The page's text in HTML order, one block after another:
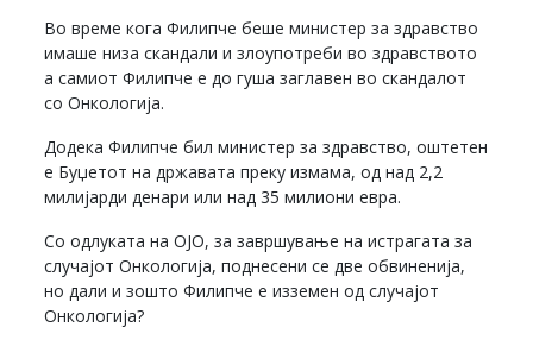
Во време кога Филипче беше министер за здравство
имаше низа скандали и злоупотреби во здравството
а самиот Филипче е до гуша заглавен во скандалот
со Онкологија.
Додека Филипче бил министер за здравство, оштетен
е Буџетот на државата преку измама, од над 2,2
милијарди денари или над 35 милиони евра.
Со одлуката на ОЈО, за завршување на истрагата за
случајот Онкологија, поднесени се две обвиненија,
но дали и зошто Филипче е изземен од случајот
Онкологија?